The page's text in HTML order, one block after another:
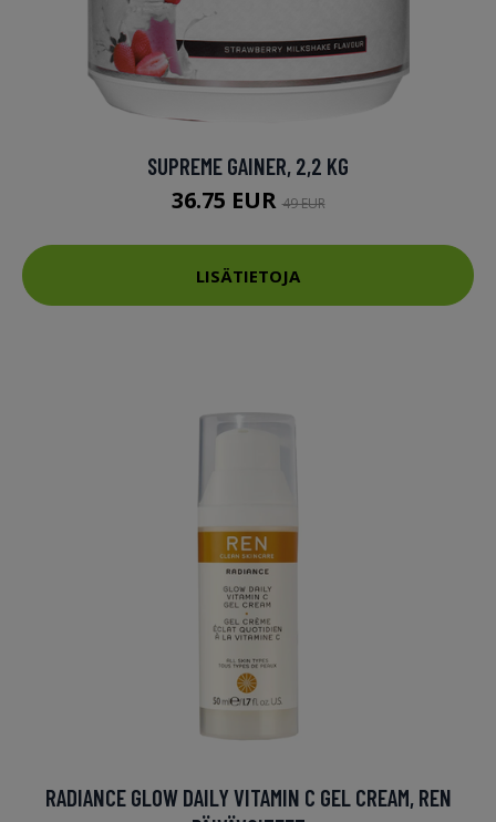
SUPREME GAINER, 2,2 KG
36.75 EUR49 EUR
LISÄTIETOJA
RADIANCE GLOW DAILY VITAMIN C GEL CREAM, REN